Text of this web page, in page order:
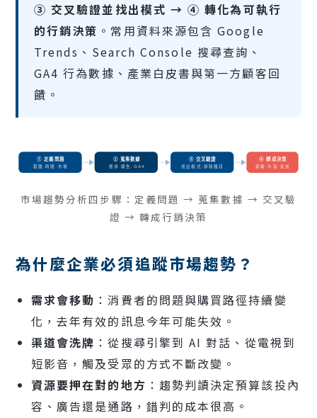
③ 交叉驗證並找出模式 → ④ 轉化為可執行
的行銷決策 。常用資料來源包含 Google
Trends、Search Console 搜尋查詢、
GA4 行為數據、產業白皮書與第一方顧客回
饋。
① 定義問題
範圍·時間·市場
② 蒐集數據
搜尋·報告·GA4
③ 交叉驗證
找出模式·排除雜訊
④ 轉成決策
策略·內容·投放
市場趨勢分析四步驟：定義問題 → 蒐集數據 → 交叉驗
證 → 轉成行銷決策
為什麼企業必須追蹤市場趨勢？
需求會移動 ：消費者的問題與購買路徑持續變
化，去年有效的訊息今年可能失效。
渠道會洗牌 ：從搜尋引擎到 AI 對話、從電視到
短影音，觸及受眾的方式不斷改變。
資源要押在對的地方 ：趨勢判讀決定預算該投內
容、廣告還是通路，錯判的成本很高。